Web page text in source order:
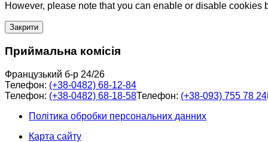
However, please note that you can enable or disable cookies
Закрити
Приймальна комісія
Французький б-р 24/26
Телефон: (+38-0482) 68-12-84
Телефон: (+38-0482) 68-18-58Телефон: (+38-093) 755 78 24
Політика обробки персональних данних
Карта сайту